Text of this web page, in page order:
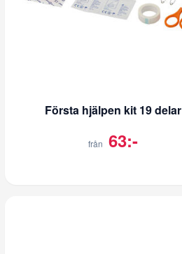
Första hjälpen kit 19 delar
från 63:-